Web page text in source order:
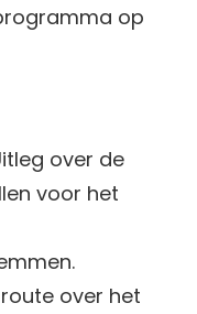
op
over de
voor het
over het